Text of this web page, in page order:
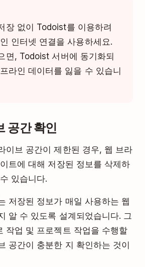
장 없이 Todoist를 이용하려
인터넷 연결을 사용하세요.
면, Todoist 서버에 동기화되
라인 데이터를 잃을 수 있습니
공간 확인
이브 공간이 제한된 경우, 웹 브라
트에 대해 저장된 정보를 삭제하
있습니다.
저장된 정보가 매일 사용하는 웹
알 수 있도록 설계되었습니다. 그
작업 및 프로젝트 작업을 수행할
공간이 충분한 지 확인하는 것이